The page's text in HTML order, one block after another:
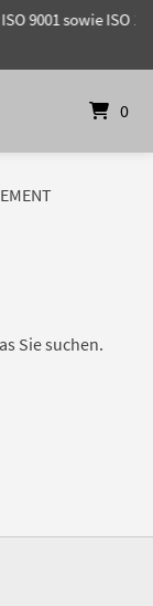
9001 sowie ISO
0
Sie suchen.